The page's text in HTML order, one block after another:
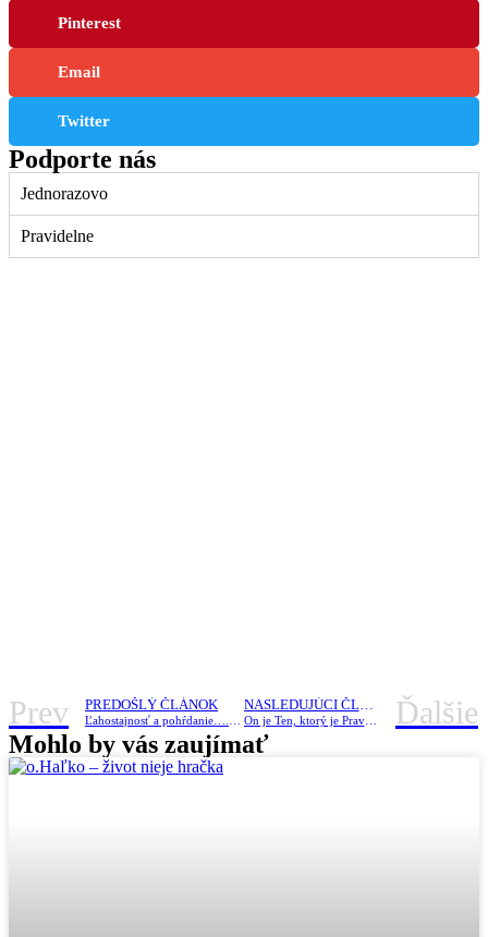
Pinterest
Email
Twitter
Podporte nás
Jednorazovo
Pravidelne
Prev PREDOŠLÝ ČLÁNOK NASLEDUJÚCI ČLÁNOK
On je Ten, ktorý je Pravda sama. Ďalšie
Mohlo by vás zaujímať